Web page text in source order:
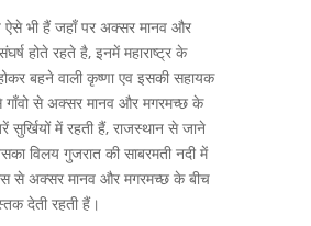
ऐसे भी हैं जहाँ पर अक्सर मानव और
होते रहते है, इनमें महाराष्ट्र के
बहने वाली कृष्णा एव इसकी सहायक
गाँवो से अक्सर मानव और मगरमच्छ के
सुर्खियों में रहती हैं, राजस्थान से जाने
विलय गुजरात की साबरमती नदी में
से अक्सर मानव और मगरमच्छ के बीच
देती रहती हैं।